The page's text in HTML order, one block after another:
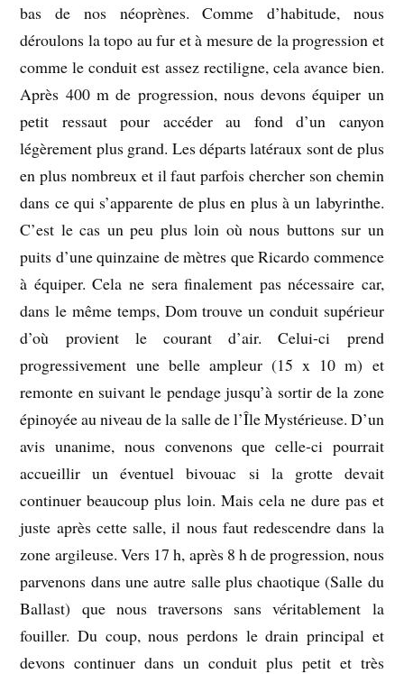
bas de nos néoprènes. Comme d’habitude, nous
déroulons la topo au fur et à mesure de la progression et
comme le conduit est assez rectiligne, cela avance bien.
Après 400 m de progression, nous devons équiper un
petit ressaut pour accéder au fond d’un canyon
légèrement plus grand. Les départs latéraux sont de plus
en plus nombreux et il faut parfois chercher son chemin
dans ce qui s’apparente de plus en plus à un labyrinthe.
C’est le cas un peu plus loin où nous buttons sur un
puits d’une quinzaine de mètres que Ricardo commence
à équiper. Cela ne sera finalement pas nécessaire car,
dans le même temps, Dom trouve un conduit supérieur
d’où provient le courant d’air. Celui-ci prend
progressivement une belle ampleur (15 x 10 m) et
remonte en suivant le pendage jusqu’à sortir de la zone
épinoyée au niveau de la salle de l’Île Mystérieuse. D’un
avis unanime, nous convenons que celle-ci pourrait
accueillir un éventuel bivouac si la grotte devait
continuer beaucoup plus loin. Mais cela ne dure pas et
juste après cette salle, il nous faut redescendre dans la
zone argileuse. Vers 17 h, après 8 h de progression, nous
parvenons dans une autre salle plus chaotique (Salle du
Ballast) que nous traversons sans véritablement la
fouiller. Du coup, nous perdons le drain principal et
devons continuer dans un conduit plus petit et très